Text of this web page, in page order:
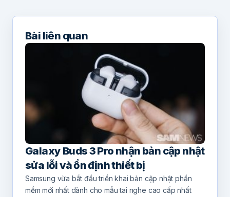
Bài liên quan
Galaxy Buds 3 Pro nhận bản cập nhật
sửa lỗi và ổn định thiết bị
Samsung vừa bắt đầu triển khai bản cập nhật phần
mềm mới nhất dành cho mẫu tai nghe cao cấp nhất